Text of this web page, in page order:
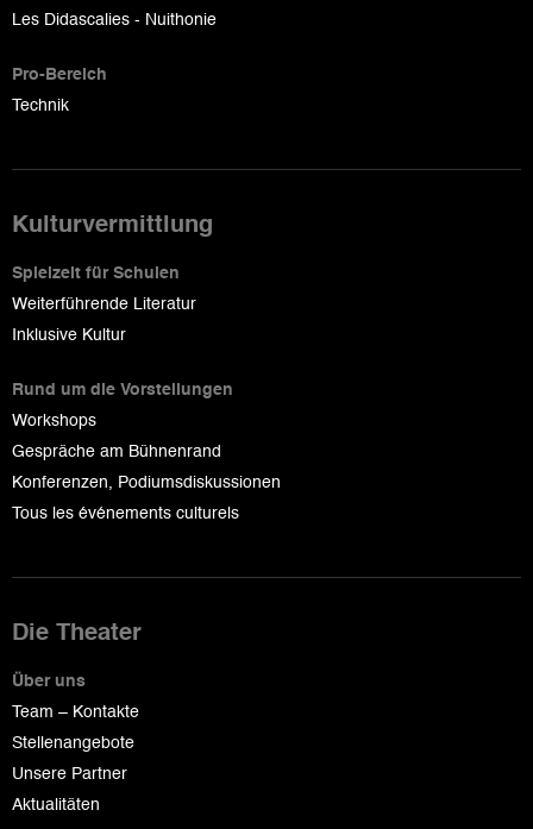
Les Didascalies - Nuithonie
Pro-Bereich
Technik
Kulturvermittlung
Spielzeit für Schulen
Weiterführende Literatur
Inklusive Kultur
Rund um die Vorstellungen
Workshops
Gespräche am Bühnenrand
Konferenzen, Podiumsdiskussionen
Tous les événements culturels
Die Theater
Über uns
Team – Kontakte
Stellenangebote
Unsere Partner
Aktualitäten